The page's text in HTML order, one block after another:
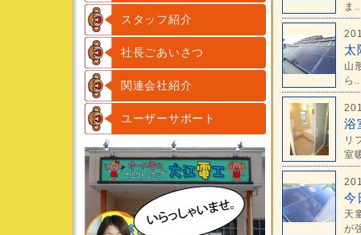
スタッフ紹介
社長ごあいさつ
関連会社紹介
ユーザーサポート
ま..
太
山
ら..
浴
リ
室
今
天
が